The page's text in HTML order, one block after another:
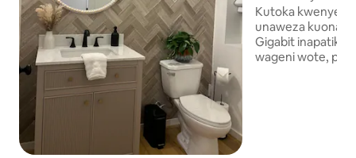
Kutoka kwenye
unaweza kuona
Gigabit
wageni wote,